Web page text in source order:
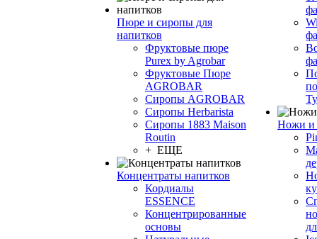
Пюре и сиропы для
напитков
Фруктовые пюре
Purex by Agrobar
Фруктовые Пюре
AGROBAR
Сиропы AGROBAR
Сиропы Herbarista
Сиропы 1883 Maison
Routin
+ ЕЩЕ
Концентраты напитков
Кордиалы
ESSENCE
Концентрированные
основы
Ножи и